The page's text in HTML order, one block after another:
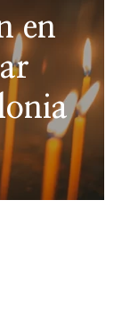
en